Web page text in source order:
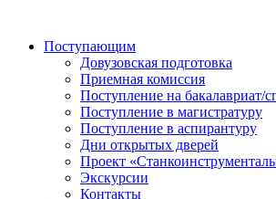
Поступающим
Довузовская подготовка
Приемная комиссия
Поступление на бакалавриат/
Поступление в магистратуру
Поступление в аспирантуру
Дни открытых дверей
Проект
Экскурсии
Контакты